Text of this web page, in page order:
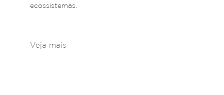
ecossistemas.
Veja mais